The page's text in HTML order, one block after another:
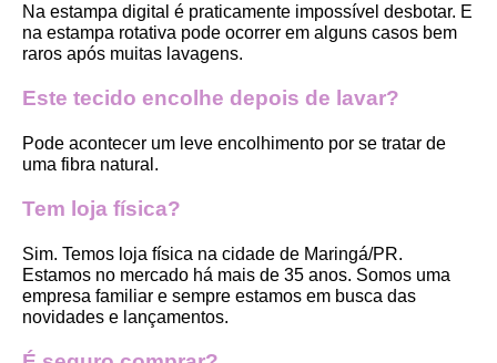
Na estampa digital é praticamente impossível desbotar. E
na estampa rotativa pode ocorrer em alguns casos bem
raros após muitas lavagens.
Este tecido encolhe depois de lavar?
Pode acontecer um leve encolhimento por se tratar de
uma fibra natural.
Tem loja física?
Sim. Temos loja física na cidade de Maringá/PR.
Estamos no mercado há mais de 35 anos. Somos uma
empresa familiar e sempre estamos em busca das
novidades e lançamentos.